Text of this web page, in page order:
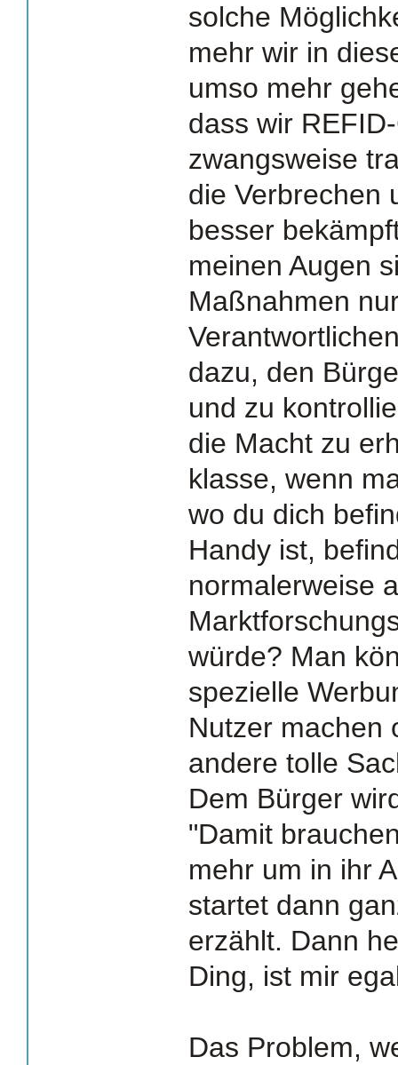
solche
mehr wir in
umso mehr
dass wir
zwangsweise
die Verbrechen
besser
meinen Augen
Maßnahmen
dazu, den
und zu
die Macht zu
klasse, wenn
wo du dich
Handy ist,
normalerweise
würde? Man
spezielle
Nutzer machen
andere tolle
Dem Bürger
"Damit
mehr um in ihr
startet dann
erzählt. Dann
Ding, ist mir
Das Problem,